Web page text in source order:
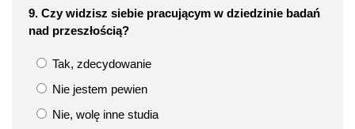
9. Czy widzisz siebie pracującym w dziedzinie badań
nad przeszłością?
Tak, zdecydowanie
Nie jestem pewien
Nie, wolę inne studia